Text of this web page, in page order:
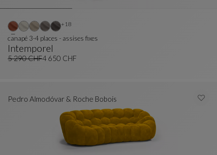
Intemporel
Canapé 3-4 Places - Assises Fixes
Voir La Description Complète
canapé 3-4 places - assises fixes
5 290 CHF4 650 CHF
+18Autres coloris : 18 couleurs disponibles
Pedro Almodóvar & Roche Bobois